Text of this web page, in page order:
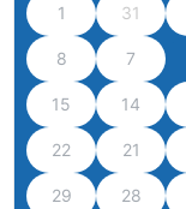
31
1
7
8
14
15
21
22
28
29